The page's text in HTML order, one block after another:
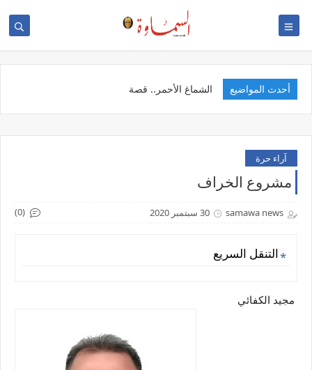
أحدث المواضيع ال
آراء حرة
مشروع الخراف
samawa news 30 سبتمبر 2020 (0)
التنقل السريع
مجيد الكفائي